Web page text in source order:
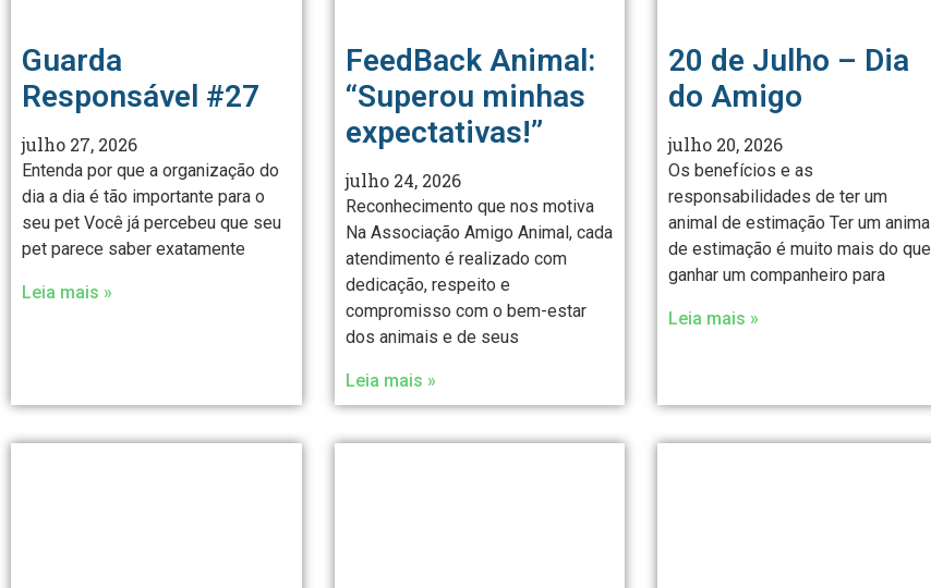
Guarda
Responsável #27
julho 27, 2026
Entenda por que a organização do
dia a dia é tão importante para o
seu pet Você já percebeu que seu
pet parece saber exatamente
Leia mais »
FeedBack Animal:
“Superou minhas
expectativas!”
julho 24, 2026
Reconhecimento que nos motiva
Na Associação Amigo Animal, cada
atendimento é realizado com
dedicação, respeito e
compromisso com o bem-estar
dos animais e de seus
Leia mais »
20 de Julho – Dia
do Amigo
julho 20, 2026
Os benefícios e as
responsabilidades de ter um
animal de estimação Ter um animal
de estimação é muito mais do que
ganhar um companheiro para
Leia mais »